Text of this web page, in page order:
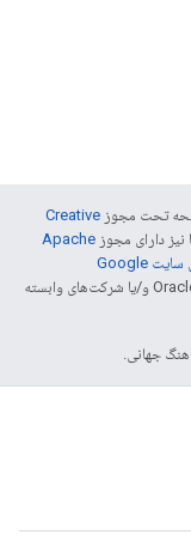
تحت مجوز Creative
دارای مجوز Apache
خطمشی‌های سایت Google
مراجعه کنید. جاوا علامت تجاری ثبت‌شده Oracle و/یا شرکت‌های وابسته